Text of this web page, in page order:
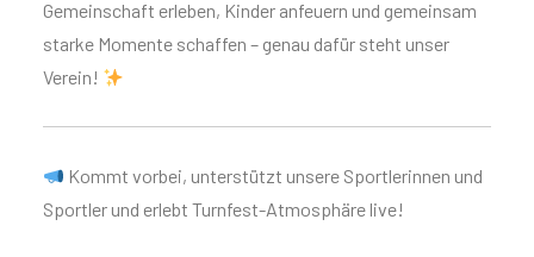
Gemeinschaft erleben, Kinder anfeuern und gemeinsam
starke Momente schaffen – genau dafür steht unser
Verein!
Kommt vorbei, unterstützt unsere Sportlerinnen und
Sportler und erlebt Turnfest-Atmosphäre live!